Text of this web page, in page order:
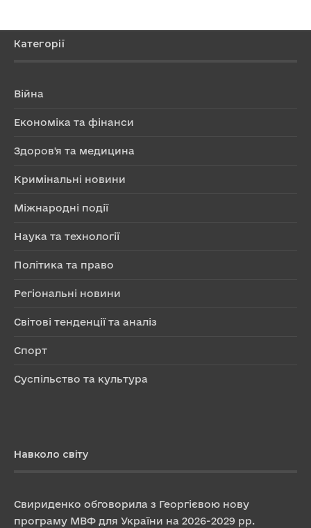
Категорії
Війна
Економіка та фінанси
Здоров'я та медицина
Кримінальні новини
Міжнародні події
Наука та технології
Політика та право
Регіональні новини
Світові тенденції та аналіз
Спорт
Суспільство та культура
Навколо світу
Свириденко обговорила з Георгієвою нову
програму МВФ для України на 2026-2029 рр.